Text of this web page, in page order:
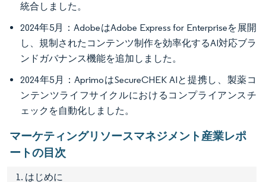
統合しました。
2024年5月：AdobeはAdobe Express for Enterpriseを展開
し、規制されたコンテンツ制作を効率化するAI対応ブラ
ンドガバナンス機能を追加しました。
2024年5月：AprimoはSecureCHEK AIと提携し、製薬コ
ンテンツライフサイクルにおけるコンプライアンスチ
ェックを自動化しました。
マーケティングリソースマネジメント産業レポ
ートの目次
1. はじめに